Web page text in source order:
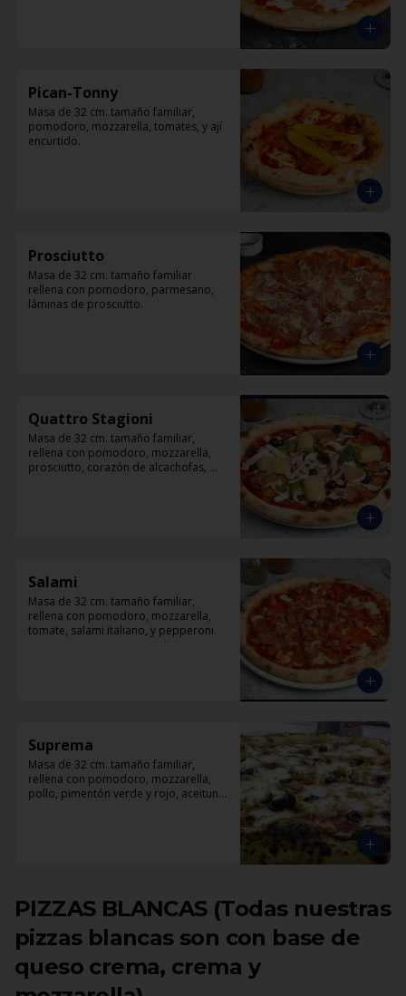
Pican-Tonny
Masa de 32 cm. tamaño familiar,
pomodoro, mozzarella, tomates, y ají
encurtido.
Prosciutto
Masa de 32 cm. tamaño familiar
rellena con pomodoro, parmesano,
láminas de prosciutto.
Quattro Stagioni
Masa de 32 cm. tamaño familiar,
rellena con pomodoro, mozzarella,
prosciutto, corazón de alcachofas,
Salami
Masa de 32 cm. tamaño familiar,
rellena con pomodoro, mozzarella,
tomate, salami italiano, y pepperoni.
Suprema
Masa de 32 cm. tamaño familiar,
rellena con pomodoro, mozzarella,
pollo, pimentón verde y rojo, aceituna
PIZZAS BLANCAS (Todas nuestras
pizzas blancas son con base de
queso crema, crema y